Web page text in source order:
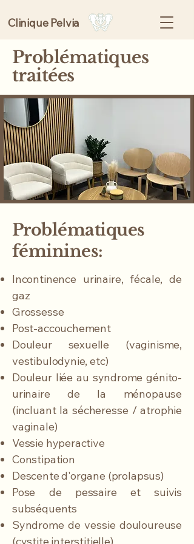
Clinique Pelvia
Problématiques
traitées
Problématiques
féminines:
Incontinence urinaire, fécale, de
gaz
Grossesse
Post-accouchement
Douleur sexuelle (vaginisme,
vestibulodynie, etc)
Douleur liée au syndrome génito-
urinaire de la ménopause
(incluant la sécheresse / atrophie
vaginale)
Vessie hyperactive
Constipation
Descente d'organe (prolapsus)
Pose de pessaire et suivis
subséquents
Syndrome de vessie douloureuse